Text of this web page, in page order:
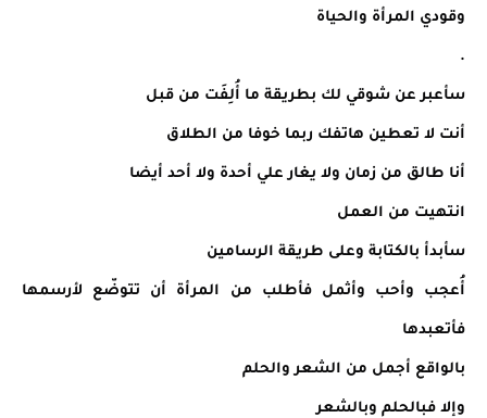
وقودي المرأة والحياة
.
سأعبر عن شوقي لك بطريقة ما أُلِفَت من قبل
أنت لا تعطين هاتفك ربما خوفا من الطلاق
أنا طالق من زمان ولا يغار علي أحدة ولا أحد أيضا
انتهيت من العمل
سأبدأ بالكتابة وعلى طريقة الرسامين
أُعجب وأحب وأثمل فأطلب من المرأة أن تتوضّع لأرسمها
فأتعبدها
بالواقع أجمل من الشعر والحلم
وإلا فبالحلم وبالشعر